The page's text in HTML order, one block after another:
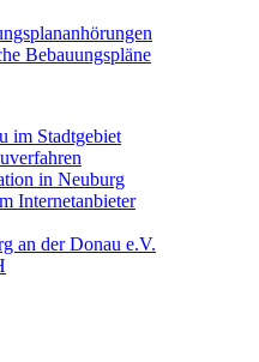
Bebauungspläne
im Stadtgebiet
in Neuburg
Internetanbieter
an der Donau e.V.